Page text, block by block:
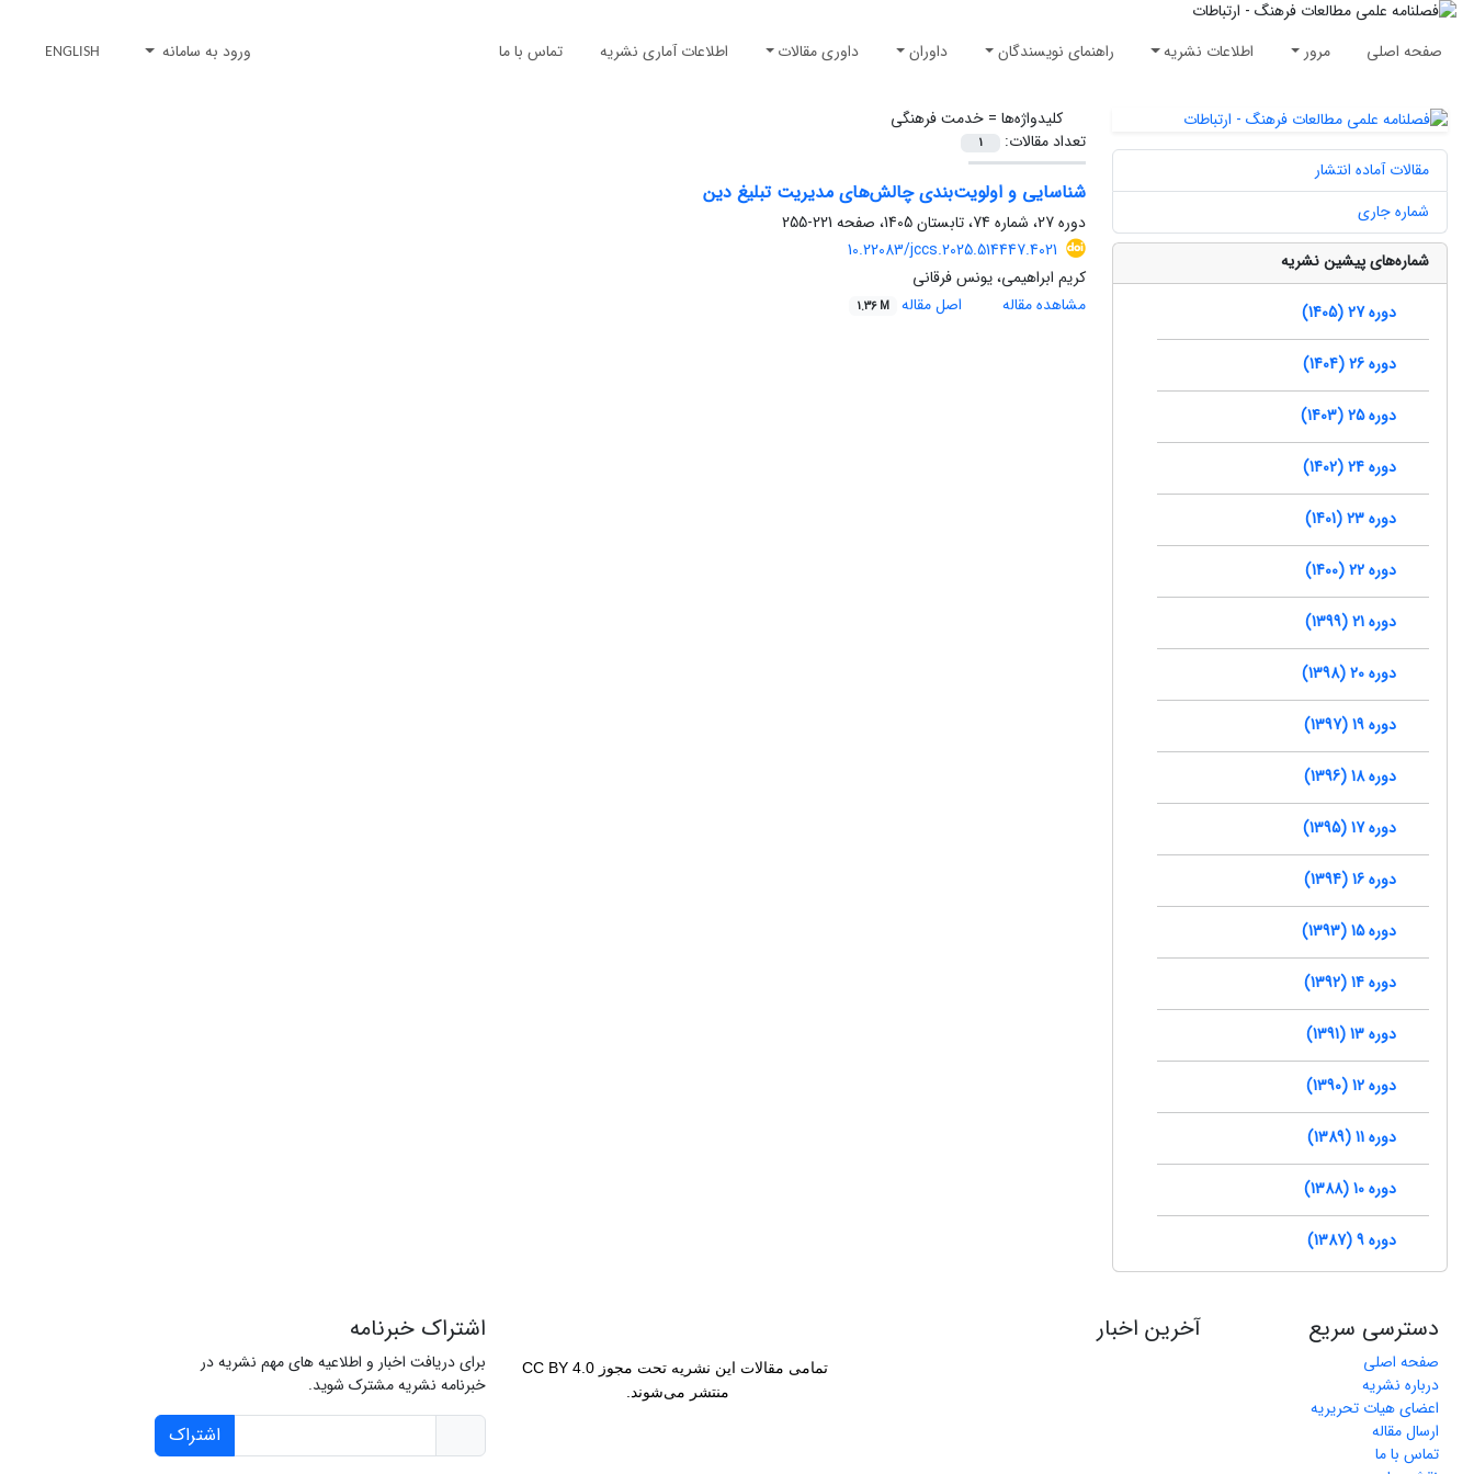
صفحه اصلی مرور اطلاعات نشریه راهنمای نویسندگان داوران داوری مقالات اطلاعات آماری نشریه تماس با ما ورود به سامانه ENGLISH
کلیدواژه‌ها =خدمت فرهنگی
تعداد مقالات:
1
شناسایی و اولویت‌بندی چالش‌های مدیریت تبلیغ دین
دوره 27، شماره 74، تابستان 1405، صفحه
221-255
10.22083/jccs.2025.514447.4021
کریم ابراهیمی، یونس فرقانی
مشاهده مقاله
اصل مقاله 1.36 M
مقالات آماده انتشار
شماره جاری
شماره‌های پیشین نشریه
دوره 27 (1405)
دوره 26 (1404)
دوره 25 (1403)
دوره 24 (1402)
دوره 23 (1401)
دوره 22 (1400)
دوره 21 (1399)
دوره 20 (1398)
دوره 19 (1397)
دوره 18 (1396)
دوره 17 (1395)
دوره 16 (1394)
دوره 15 (1393)
دوره 14 (1392)
دوره 13 (1391)
دوره 12 (1390)
دوره 11 (1389)
دوره 10 (1388)
دوره 9 (1387)
دسترسی سریع
صفحه اصلی
درباره نشریه
اعضای هیات تحریریه
ارسال مقاله
تماس با ما
آخرین اخبار
تمامی مقالات این نشریه تحت مجوز CC BY 4.0
منتشر می‌شوند.
اشتراک خبرنامه
برای دریافت اخبار و اطلاعیه های مهم نشریه در
خبرنامه نشریه مشترک شوید.
اشتراک